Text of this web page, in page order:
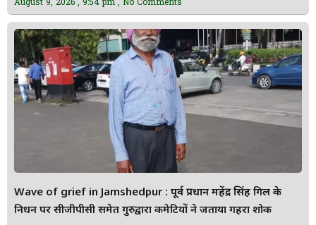
Wave of grief in Jamshedpur : पूर्व प्रधान महेंद्र सिंह गिल के
निधन पर सीजीपीसी समेत गुरुद्वारा कमेटियों ने जताया गहरा शोक